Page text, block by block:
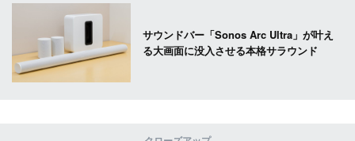
サウンドバー「Sonos Arc Ultra」が叶え
る大画面に没入させる本格サラウンド